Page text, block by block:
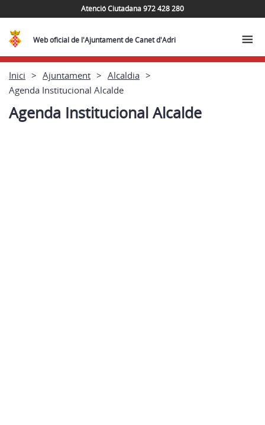
Atenció Ciutadana 972 428 280
Web oficial de l'Ajuntament de Canet d'Adri
Inici Ajuntament
Alcaldia
Agenda Institucional Alcalde
Agenda Institucional Alcalde